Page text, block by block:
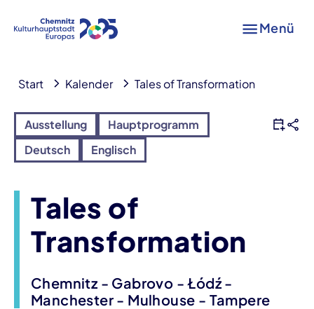
Menü
Start Kalender Tales of Transformation
Ausstellung
Hauptprogramm
Deutsch
Englisch
Tales of
Transformation
Chemnitz - Gabrovo - Łódź -
Manchester - Mulhouse - Tampere